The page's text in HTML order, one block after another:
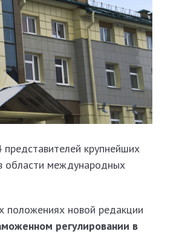
крупнейших
области международных
положениях новой редакции
регулировании в